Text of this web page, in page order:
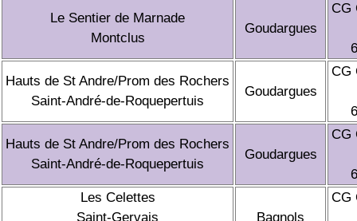
Le Sentier de Marnade
Montclus
Goudargues
CG
Hauts de St Andre/Prom des Rochers
Saint-André-de-Roquepertuis
Goudargues
CG
Hauts de St Andre/Prom des Rochers
Saint-André-de-Roquepertuis
Goudargues
CG
Les Celettes
Saint-Gervais
Bagnols
CG